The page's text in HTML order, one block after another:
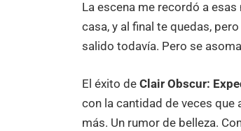
La escena me recordó a
casa, y al final te quedas,
salido todavía. Pero se
El éxito deClair Obscur:
con la cantidad de veces
más. Un rumor de belleza.